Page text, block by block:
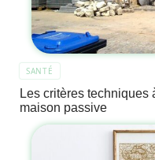
SANTÉ
Les critères
maison passive